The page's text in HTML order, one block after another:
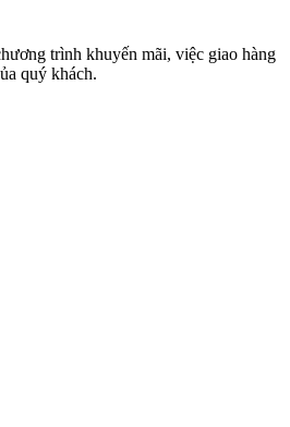
trình khuyến mãi, việc giao hàng
quý khách.